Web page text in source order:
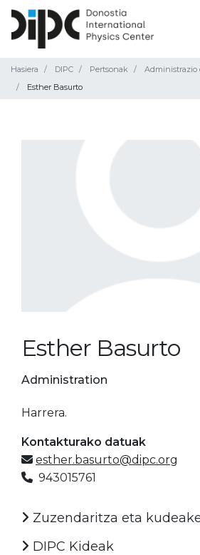
Hasiera DIPC Pertsonak
Administrazio
Esther Basurto
Esther Basurto
Administration
Harrera.
Kontakturako datuak
esther.basurto@dipc.org
943015761
Zuzendaritza eta
DIPC Kideak